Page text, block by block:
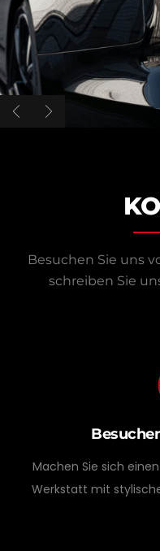
Besuchen Sie uns
schreiben Sie
Machen Sie sich
Werkstatt mit